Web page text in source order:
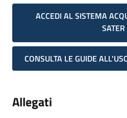
ACCEDI AL SISTEMA
SATER
CONSULTA LE GUIDE
Allegati